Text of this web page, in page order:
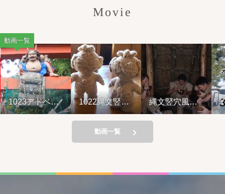
Movie
動画一覧
ドベン
ライド&
1022縄文竪穴
風住居設営と
縄文竪穴風住
居設営と縄文
YouTube
ブがアッ
動画一覧